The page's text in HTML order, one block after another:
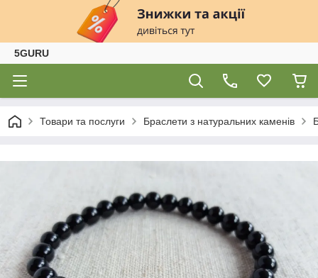
5GURU
Товари та послуги Браслети з натуральних каменів